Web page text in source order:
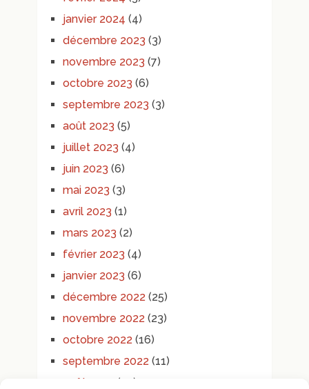
janvier 2024 (4)
décembre 2023 (3)
novembre 2023 (7)
octobre 2023 (6)
septembre 2023 (3)
août 2023 (5)
juillet 2023 (4)
juin 2023 (6)
mai 2023 (3)
avril 2023 (1)
mars 2023 (2)
février 2023 (4)
janvier 2023 (6)
décembre 2022 (25)
novembre 2022 (23)
octobre 2022 (16)
septembre 2022 (11)
août 2022
(10)